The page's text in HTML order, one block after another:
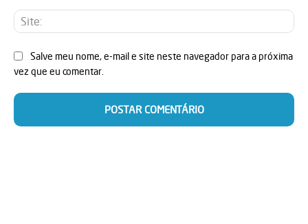
Salve meu nome, e-mail e site neste navegador para a próxima
vez que eu comentar.